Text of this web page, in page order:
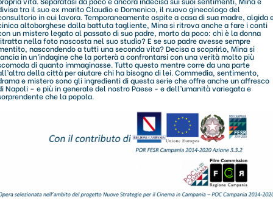
tra il suo ex marito Claudio e Domenico, il nuovo ginecologo del
in cui lavora. Temporaneamente ospite a casa di sua madre, algida
altoborghese dalla battuta tagliente, Mina si ritrova anche a fare i conti
un mistero legato al passato di suo padre, morto da poco: chi è la donna
nella foto nascosta nel suo studio? E se suo padre avesse sempre
nascondendo a tutti una seconda vita? Decisa a scoprirlo, Mina si
in un’indagine che la porterà a confrontarsi con una verità molto più
di quanto immaginasse. Tutto questo mentre corre da una parte
della città per aiutare chi ha bisogno di lei. Commedia, sentimento,
e mistero sono gli ingredienti di questa serie che offre anche un affresco
Napoli – e più in generale del nostro Paese - e dell’umanità variegata e
che la popola.